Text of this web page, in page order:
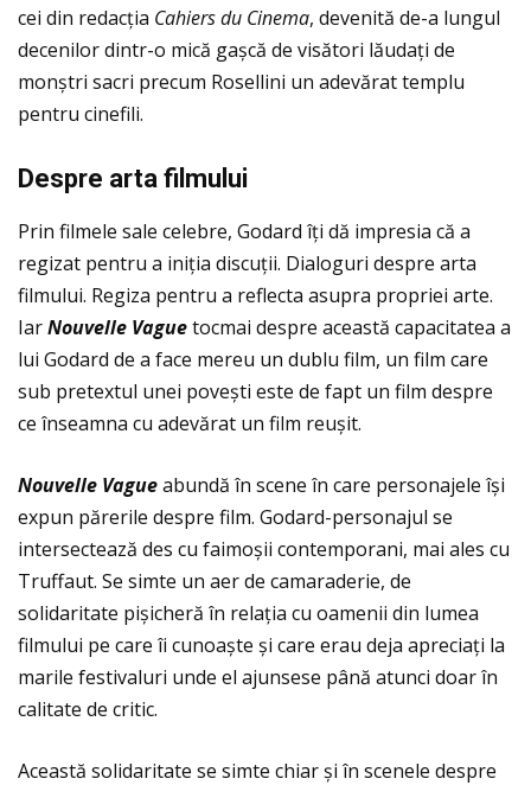
cei din redacţia Cahiers du Cinema, devenită de-a lungul
decenilor dintr-o mică gașcă de visători lăudaţi de
monștri sacri precum Rosellini un adevărat templu
pentru cinefili.
Despre arta filmului
Prin filmele sale celebre, Godard îţi dă impresia că a
regizat pentru a iniţia discuţii. Dialoguri despre arta
filmului. Regiza pentru a reflecta asupra propriei arte.
IarNouvelle Vaguetocmai despre această capacitatea a
lui Godard de a face mereu un dublu film, un film care
sub pretextul unei povești este de fapt un film despre
ce înseamna cu adevărat un film reușit.
Nouvelle Vagueabundă în scene în care personajele își
expun părerile despre film. Godard-personajul se
intersectează des cu faimoșii contemporani, mai ales cu
Truffaut. Se simte un aer de camaraderie, de
solidaritate pișicheră în relaţia cu oamenii din lumea
filmului pe care îi cunoaște și care erau deja apreciaţi la
marile festivaluri unde el ajunsese până atunci doar în
calitate de critic.
Această solidaritate se simte chiar și în scenele despre